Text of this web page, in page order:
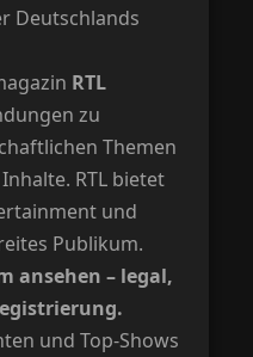
Deutschlands
RTL
zu
Themen
RTL bietet
und
Publikum.
ansehen – legal,
und Top-Shows